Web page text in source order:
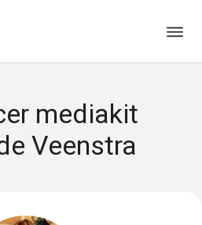
mediakit
Veenstra